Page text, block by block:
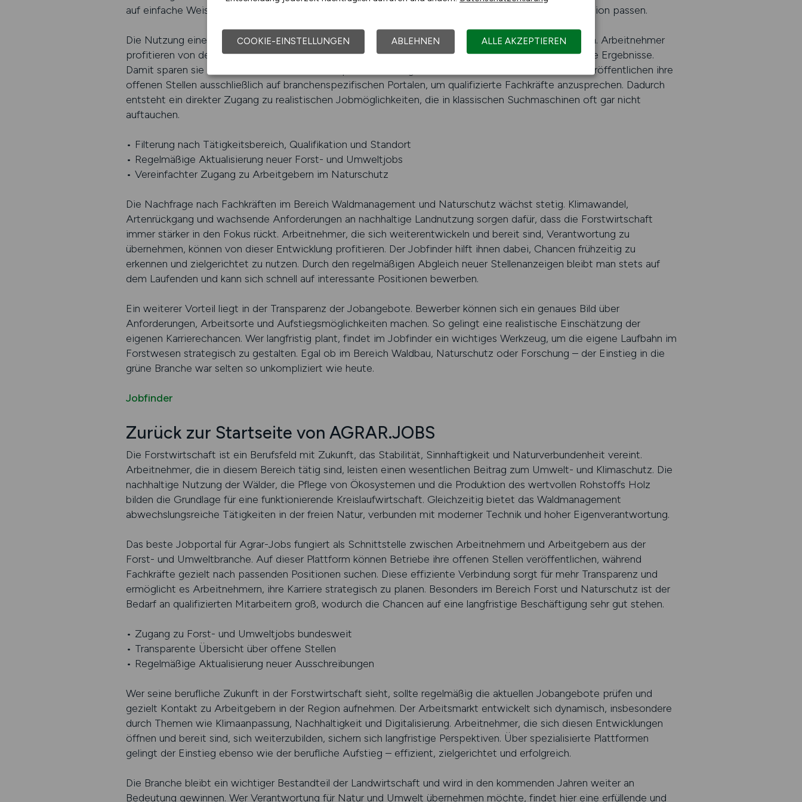
auf einfache Weise die passenden Arbeitgeber finden, die zur eigenen Qualifikation und Lebenssituation passen.
Die Nutzung eines spezialisierten Jobfinders bietet klare Vorteile gegenüber allgemeinen Plattformen. Arbeitnehmer
profitieren von der gezielten Ausrichtung auf den Agrar- und Umweltsektor und erhalten nur relevante Ergebnisse.
Damit sparen sie Zeit und können sich auf die passenden Angebote konzentrieren. Viele Betriebe veröffentlichen ihre
offenen Stellen ausschließlich auf branchenspezifischen Portalen, um qualifizierte Fachkräfte anzusprechen. Dadurch
entsteht ein direkter Zugang zu realistischen Jobmöglichkeiten, die in klassischen Suchmaschinen oft gar nicht
auftauchen.
• Filterung nach Tätigkeitsbereich, Qualifikation und Standort
• Regelmäßige Aktualisierung neuer Forst- und Umweltjobs
• Vereinfachter Zugang zu Arbeitgebern im Naturschutz
Die Nachfrage nach Fachkräften im Bereich Waldmanagement und Naturschutz wächst stetig. Klimawandel,
Artenrückgang und wachsende Anforderungen an nachhaltige Landnutzung sorgen dafür, dass die Forstwirtschaft
immer stärker in den Fokus rückt. Arbeitnehmer, die sich weiterentwickeln und bereit sind, Verantwortung zu
übernehmen, können von dieser Entwicklung profitieren. Der Jobfinder hilft ihnen dabei, Chancen frühzeitig zu
erkennen und zielgerichtet zu nutzen. Durch den regelmäßigen Abgleich neuer Stellenanzeigen bleibt man stets auf
dem Laufenden und kann sich schnell auf interessante Positionen bewerben.
Ein weiterer Vorteil liegt in der Transparenz der Jobangebote. Bewerber können sich ein genaues Bild über
Anforderungen, Arbeitsorte und Aufstiegsmöglichkeiten machen. So gelingt eine realistische Einschätzung der
eigenen Karrierechancen. Wer langfristig plant, findet im Jobfinder ein wichtiges Werkzeug, um die eigene Laufbahn im
Forstwesen strategisch zu gestalten. Egal ob im Bereich Waldbau, Naturschutz oder Forschung – der Einstieg in die
grüne Branche war selten so unkompliziert wie heute.
Jobfinder
Zurück zur Startseite von AGRAR.JOBS
Die Forstwirtschaft ist ein Berufsfeld mit Zukunft, das Stabilität, Sinnhaftigkeit und Naturverbundenheit vereint.
Arbeitnehmer, die in diesem Bereich tätig sind, leisten einen wesentlichen Beitrag zum Umwelt- und Klimaschutz. Die
nachhaltige Nutzung der Wälder, die Pflege von Ökosystemen und die Produktion des wertvollen Rohstoffs Holz
bilden die Grundlage für eine funktionierende Kreislaufwirtschaft. Gleichzeitig bietet das Waldmanagement
abwechslungsreiche Tätigkeiten in der freien Natur, verbunden mit moderner Technik und hoher Eigenverantwortung.
Das beste Jobportal für Agrar-Jobs fungiert als Schnittstelle zwischen Arbeitnehmern und Arbeitgebern aus der
Forst- und Umweltbranche. Auf dieser Plattform können Betriebe ihre offenen Stellen veröffentlichen, während
Fachkräfte gezielt nach passenden Positionen suchen. Diese effiziente Verbindung sorgt für mehr Transparenz und
ermöglicht es Arbeitnehmern, ihre Karriere strategisch zu planen. Besonders im Bereich Forst und Naturschutz ist der
Bedarf an qualifizierten Mitarbeitern groß, wodurch die Chancen auf eine langfristige Beschäftigung sehr gut stehen.
• Zugang zu Forst- und Umweltjobs bundesweit
• Transparente Übersicht über offene Stellen
• Regelmäßige Aktualisierung neuer Ausschreibungen
Wer seine berufliche Zukunft in der Forstwirtschaft sieht, sollte regelmäßig die aktuellen Jobangebote prüfen und
gezielt Kontakt zu Arbeitgebern in der Region aufnehmen. Der Arbeitsmarkt entwickelt sich dynamisch, insbesondere
durch Themen wie Klimaanpassung, Nachhaltigkeit und Digitalisierung. Arbeitnehmer, die sich diesen Entwicklungen
öffnen und bereit sind, sich weiterzubilden, sichern sich langfristige Perspektiven. Über spezialisierte Plattformen
gelingt der Einstieg ebenso wie der berufliche Aufstieg – effizient, zielgerichtet und erfolgreich.
Die Branche bleibt ein wichtiger Bestandteil der Landwirtschaft und wird in den kommenden Jahren weiter an
Bedeutung gewinnen. Wer Verantwortung für Natur und Umwelt übernehmen möchte, findet hier eine erfüllende und
COOKIE-EINSTELLUNGEN ABLEHNEN ALLE AKZEPTIEREN